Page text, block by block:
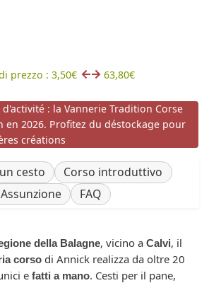
prezzo : 3,50€ 63,80€
: la Vannerie Tradition Corse
en 2026. Profitez du déstockage pour
créations
cesto
Corso introduttivo
Assunzione
FAQ
della Balagne, vicino aCalvi, il
corso di Annick realizza da oltre 20
efatti a mano. Cesti per il pane,